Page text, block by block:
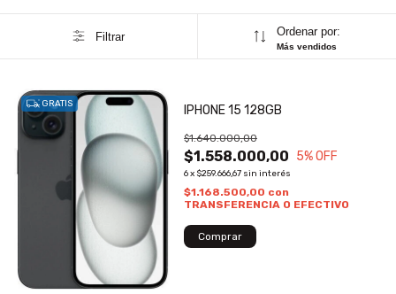
Filtrar Ordenar por:
Más vendidos
GRATIS IPHONE 15 128GB
$1.558.000,00
$1.640.000,00
5% OFF
6x $259.666,67 sin interés
$1.168.500,00 con
TRANSFERENCIA O EFECTIVO